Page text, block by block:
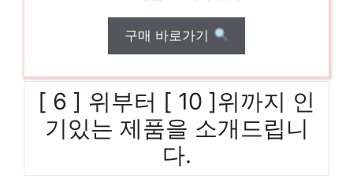
구매 바로가기
[ 6 ] 위부터 [ 10 ]위까지 인
기있는 제품을 소개드립니
다.